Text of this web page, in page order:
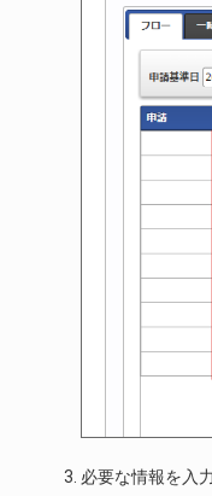
必要な情報を入